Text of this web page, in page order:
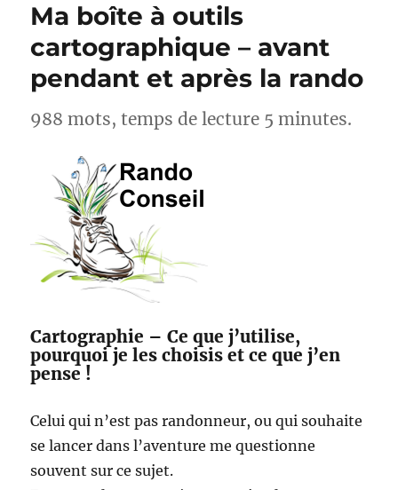
résolutions
Ma boîte à outils
cartographique – avant
pendant et après la rando
988 mots, temps de lecture 5 minutes.
Cartographie – Ce que j’utilise,
pourquoi je les choisis et ce que j’en
pense !
Celui qui n’est pas randonneur, ou qui souhaite
se lancer dans l’aventure me questionne
souvent sur ce sujet.